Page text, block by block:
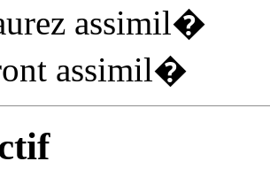
assimil�
assimil�